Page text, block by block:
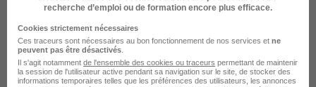
Élargissez votre recherche
recherche d’emploi ou de formation encore plus efficace.
Cookies strictement nécessaires
Ces traceurs sont nécessaires au bon fonctionnement de nos services et ne
peuvent pas être désactivés
Il s'agit notamment de l'ensemble des cookies ou traceurs permettant de maintenir
la session de l'utilisateur active pendant sa navigation sur le site, de stocker des
informations temporaires telles que les préférences des utilisateurs, les annonces